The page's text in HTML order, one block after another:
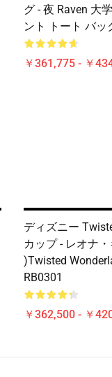
グ - 夜 Raven 大
ント トート バッ
￥361,775 - ￥
ディズニー
カップ - レオナ
)Twisted
RB0301
￥362,500 - ￥